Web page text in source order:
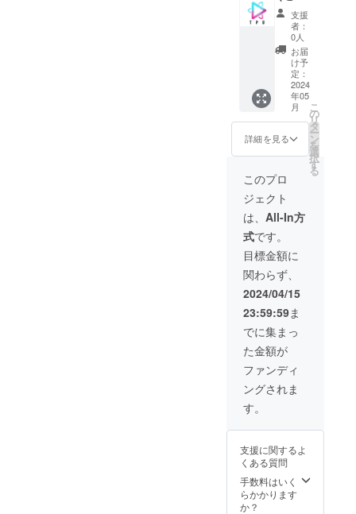
め、も
しよろ
しけれ
ばそち
らも合
わせて
ご支援
いただ
けます
と幸い
です。
用いら
のと同
様のも
のを新
たに発
注しお
届けす
る予定
です
影時に
変更と
なり、
映画本
編とは
台詞な
どが大
合があ
りま
す。そ
れも含
めてお
楽しみ
のお名
前や法
人名を
お書き
くださ
い。 ※
ご支援1
口につ
き1名
（1法人
名）を
ただき
ます。2
名以上
のお名
前を記
載され
たい場
合は、
大変申
し訳ご
ざいま
せん
が、希
望数分
ご支援
いただ
けます
と幸い
俗に反
容な
ど、不
適切な
内容で
ブック
＋台本
セット
また映
画「前
路」の
クレ
ジット
（エン
ドロー
ル）に
Special
thanks
として
お名前
を掲載
させて
いただ
きま
す。個
人の方
はご支
援いた
だきま
した方
のフル
ネーム
（又は
ご希望
のお名
前）を
ただき
また法
人の方
は法人
名をご
記載さ
援いた
だきた
い方へ
向けた
スペ
シャル
プラン
です！
内容：
製作陣
幹部よ
りお礼
のビデ
オメッ
セージ
＋本編
Web先
行公開
＋メイ
キング
＋Blu-
ray＋
フォト
ブック
＋台本
セット
また映
画「前
路」の
クレ
ジット
ル）に
thanks
として
お名前
を掲載
させて
支援
者：
0人
お届
け予
定：
2024
年05
月
詳細を見る
こ
の
リ
タ
ー
ン
を
選
択
す
る
このプロ
ジェクト
は、 All-In方
式です。
目標金額に
関わらず、
2024/04/15
23:59:59ま
でに集まっ
た金額が
ファンディ
ングされま
す。
支援に関するよ
くある質問
手数料はいく
らかかります
か？